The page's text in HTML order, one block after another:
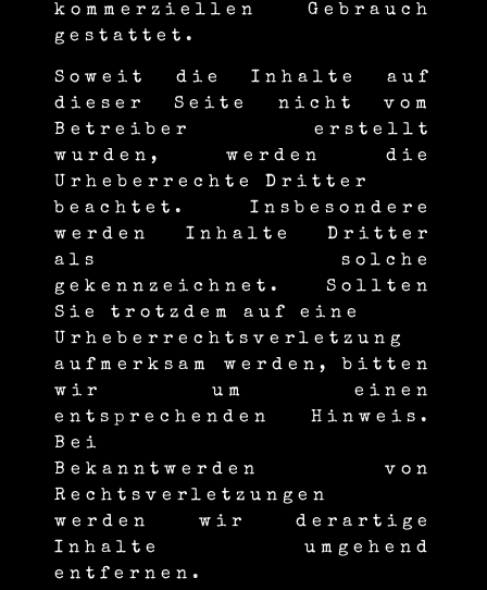
kommerziellen Gebrauch
gestattet.
Soweit die Inhalte auf
dieser Seite nicht vom
Betreiber erstellt
wurden, werden die
Urheberrechte Dritter
beachtet. Insbesondere
werden Inhalte Dritter
als solche
gekennzeichnet. Sollten
Sie trotzdem auf eine
Urheber­rechts­verletzung
aufmerksam werden, bitten
wir um einen
entsprechenden Hinweis.
Bei
Bekanntwerden von
Rechtsverletzungen
werden wir derartige
Inhalte umgehend
entfernen.